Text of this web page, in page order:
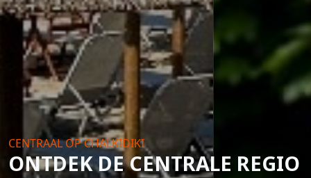
CENTRAAL OP CHALKIDIKI
ONTDEK DE CENTRALE REGIO